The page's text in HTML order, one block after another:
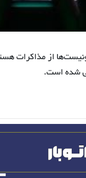
از مذاکرات
شده است.